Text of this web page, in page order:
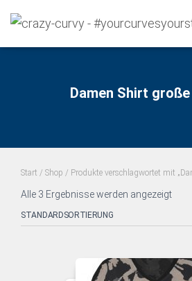
Damen Shirt
Start / Shop / Produkte verschlagwortet mit
Alle 3 Ergebnisse werden angezeigt